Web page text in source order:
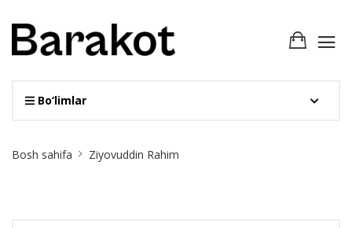
Bo‘limlar
Breadcrumb
Bosh sahifa Ziyovuddin Rahim